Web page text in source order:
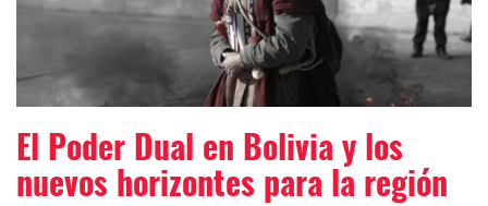
El Poder Dual en Bolivia y los
nuevos horizontes para la región